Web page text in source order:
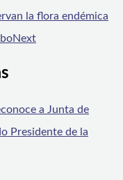
la flora endémica
Next